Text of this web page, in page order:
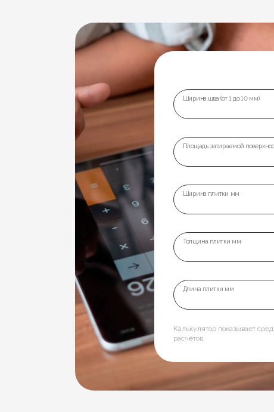
Ширина шва (от 1 до 10 мм)
Площадь затираемой
Ширина плитки мм
Толщина плитки мм
Длина плитки мм
Калькулятор показывает
расчётов.